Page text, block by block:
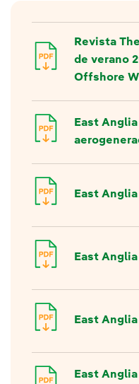
Revista
de verano
Offshore
East Anglia
East
East
East
East